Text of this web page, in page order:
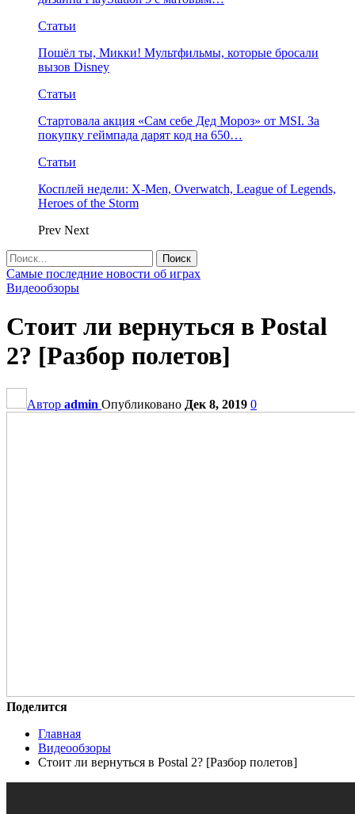
Статьи
Пошёл ты, Микки! Мультфильмы, которые бросали
вызов Disney
Статьи
Стартовала акция «Сам себе Дед Мороз» от MSI. За
покупку геймпада дарят код на 650…
Статьи
Косплей недели: X-Men, Overwatch, League of Legends,
Heroes of the Storm
Prev Next
Самые последние новости об играх
Видеообзоры
Стоит ли вернуться в Postal
2? [Разбор полетов]
Автор admin Опубликовано Дек 8, 2019 0
Поделится
Главная
Видеообзоры
Стоит ли вернуться в Postal 2? [Разбор полетов]